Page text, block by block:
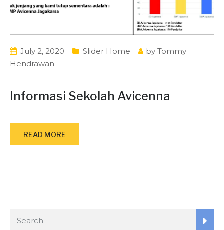
July 2, 2020 Slider Home by Tommy
Hendrawan
Informasi Sekolah Avicenna
READ MORE